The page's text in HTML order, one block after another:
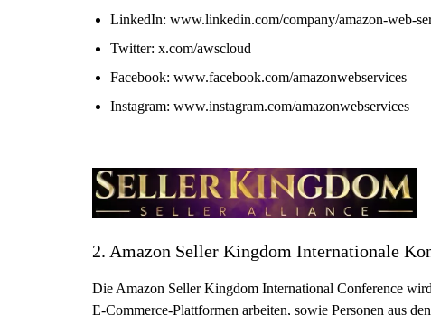
LinkedIn: www.linkedin.com/company/amazon-web-
Twitter: x.com/awscloud
Facebook: www.facebook.com/amazonwebservices
Instagram: www.instagram.com/amazonwebservices
2. Amazon Seller Kingdom Internationale
Die Amazon Seller Kingdom International Conference
E-Commerce-Plattformen arbeiten, sowie Personen aus